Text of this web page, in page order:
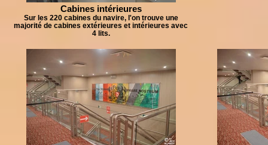
Cabines intérieures
Sur les 220 cabines du navire, l'on trouve une
majorité de cabines extérieures et intérieures avec
4 lits.